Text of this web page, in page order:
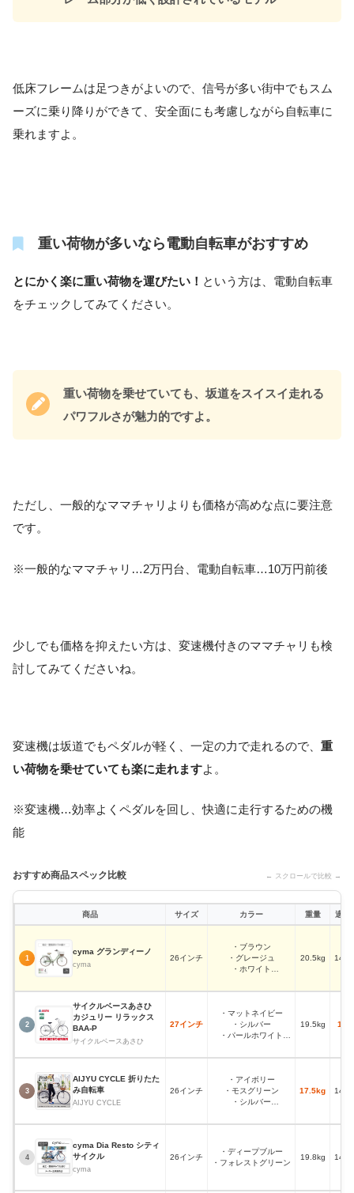
低床フレームは足つきがよいので、信号が多い街中でもスム
ーズに乗り降りができて、安全面にも考慮しながら自転車に
乗れますよ。
重い荷物が多いなら電動自転車がおすすめ
とにかく楽に重い荷物を運びたい！ という方は、電動自転車
をチェックしてみてください。
重い荷物を乗せていても、坂道をスイスイ走れる
パワフルさが魅力的ですよ。
ただし、一般的なママチャリよりも価格が高めな点に要注意
です。
※一般的なママチャリ…2万円台、電動自転車…10万円前後
少しでも価格を抑えたい方は、変速機付きのママチャリも検
討してみてくださいね。
変速機は坂道でもペダルが軽く、一定の力で走れるので、 重
い荷物を乗せていても楽に走れますよ。
※変速機…効率よくペダルを回し、快適に走行するための機
能
おすすめ商品スペック比較 ← スクロールで比較 →
商品 サイズ カラー 重量 適正
1
cyma グランディーノ
cyma
26インチ
・ブラウン
・グレージュ
・ホワイト
20.5kg
2
サイクルベースあさひ
カジュリー リラックス
BAA-P
サイクルベースあさひ
27インチ
・マットネイビー
・シルバー
・パールホワイト
19.5kg
3
AIJYU CYCLE 折りたた
み自転車
AIJYU CYCLE
26インチ
・アイボリー
・モスグリーン
・シルバー
17.5kg
4
cyma Dia Resto シティ
サイクル
cyma
26インチ
・ディープブルー
・フォレストグリーン
19.8kg